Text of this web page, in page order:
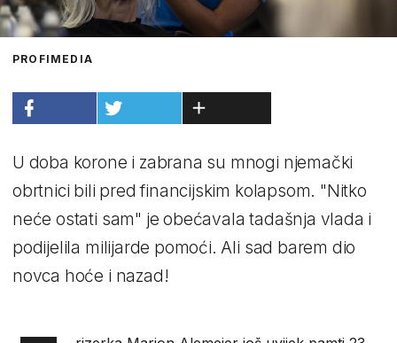
PROFIMEDIA
U doba korone i zabrana su mnogi njemački
obrtnici bili pred financijskim kolapsom. "Nitko
neće ostati sam" je obećavala tadašnja vlada i
podijelila milijarde pomoći. Ali sad barem dio
novca hoće i nazad!